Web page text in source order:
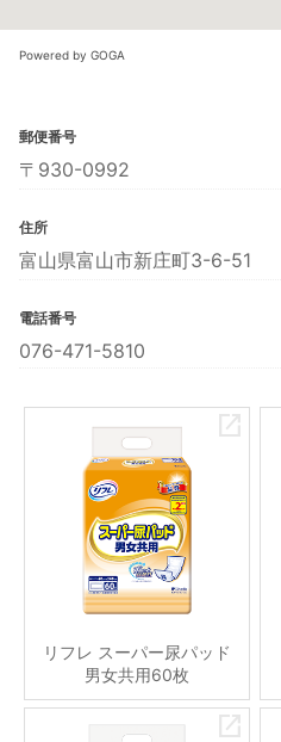
Powered by GOGA
郵便番号
〒930-0992
住所
富山県富山市新庄町3-6-51
電話番号
076-471-5810
リフレ スーパー尿パッド
男女共用60枚